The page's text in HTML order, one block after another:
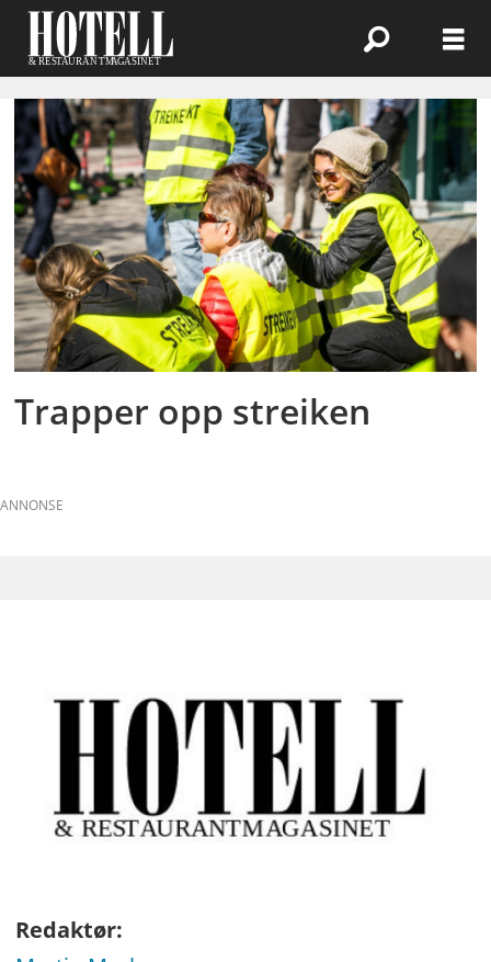
Emne:
lønnsutvikling
Trapper opp streiken
ANNONSE
Redaktør: